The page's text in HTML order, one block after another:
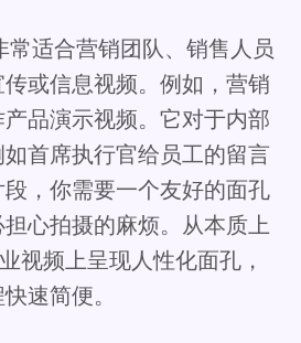
常适合营销团队、销售人员
或信息视频。例如，营销
品演示视频。它对于内部
首席执行官给员工的留言
，你需要一个友好的面孔
心拍摄的麻烦。从本质上
视频上呈现人性化面孔，
速简便。